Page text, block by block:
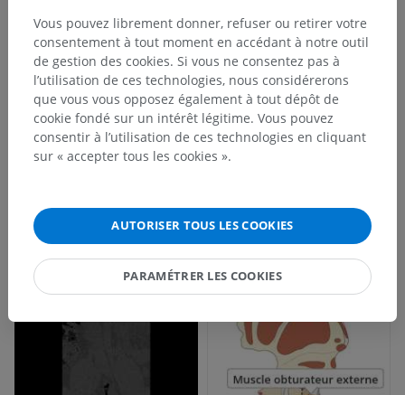
Vous pouvez librement donner, refuser ou retirer votre
consentement à tout moment en accédant à notre outil
de gestion des cookies. Si vous ne consentez pas à
l’utilisation de ces technologies, nous considérerons
que vous vous opposez également à tout dépôt de
cookie fondé sur un intérêt légitime. Vous pouvez
consentir à l’utilisation de ces technologies en cliquant
sur « accepter tous les cookies ».
AUTORISER TOUS LES COOKIES
PARAMÉTRER LES COOKIES